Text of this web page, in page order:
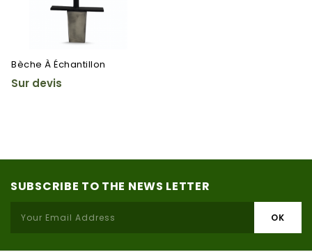
Bèche À Échantillon
Sur devis
SUBSCRIBE TO THE NEWS LETTER